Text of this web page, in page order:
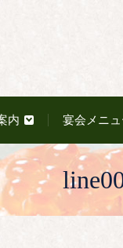
内 宴会メニュ